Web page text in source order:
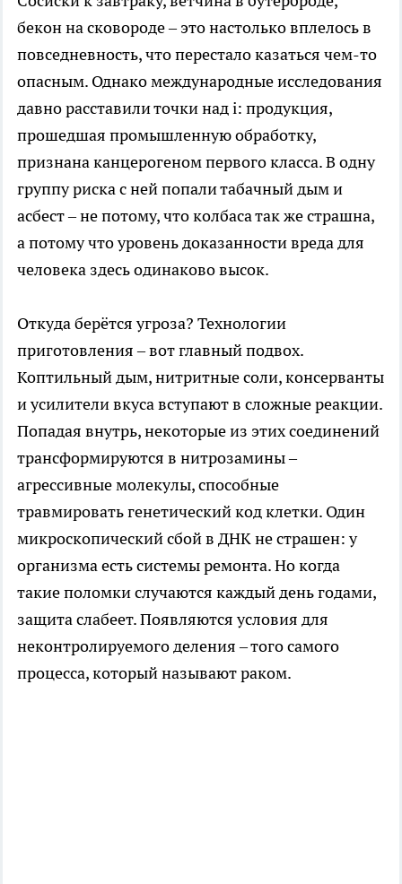
бекон на сковороде – это настолько вплелось в
повседневность, что перестало казаться чем-то
опасным. Однако международные исследования
давно расставили точки над i: продукция,
прошедшая промышленную обработку,
признана канцерогеном первого класса. В одну
группу риска с ней попали табачный дым и
асбест – не потому, что колбаса так же страшна,
а потому что уровень доказанности вреда для
человека здесь одинаково высок.
Откуда берётся угроза? Технологии
приготовления – вот главный подвох.
Коптильный дым, нитритные соли, консерванты
и усилители вкуса вступают в сложные реакции.
Попадая внутрь, некоторые из этих соединений
трансформируются в нитрозамины –
агрессивные молекулы, способные
травмировать генетический код клетки. Один
микроскопический сбой в ДНК не страшен: у
организма есть системы ремонта. Но когда
такие поломки случаются каждый день годами,
защита слабеет. Появляются условия для
неконтролируемого деления – того самого
процесса, который называют раком.